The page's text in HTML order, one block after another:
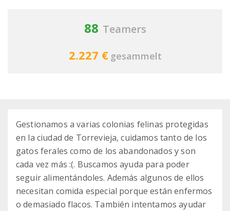
88 Teamers
2.227 € gesammelt
Gestionamos a varias colonias felinas protegidas
en la ciudad de Torrevieja, cuidamos tanto de los
gatos ferales como de los abandonados y son
cada vez más :(. Buscamos ayuda para poder
seguir alimentándoles. Además algunos de ellos
necesitan comida especial porque están enfermos
o demasiado flacos. También intentamos ayudar